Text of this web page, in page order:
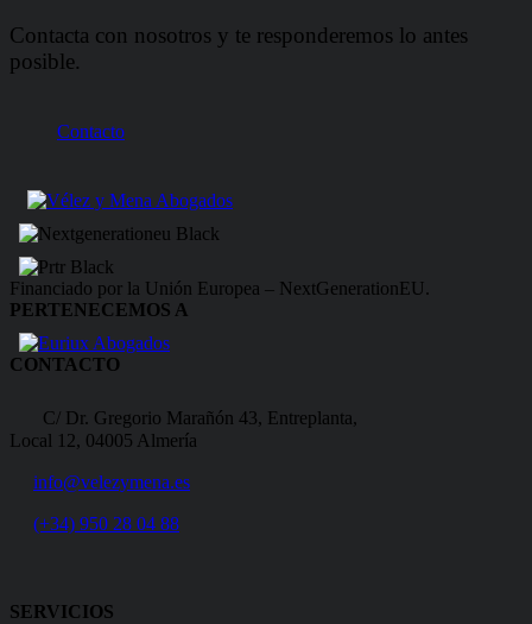
Contacta con nosotros y te responderemos lo antes
posible.
Contacto
Financiado por la Unión Europea – NextGenerationEU.
PERTENECEMOS A
CONTACTO
C/ Dr. Gregorio Marañón 43, Entreplanta,
Local 12, 04005 Almería
info@velezymena.es
(+34) 950 28 04 88
SERVICIOS